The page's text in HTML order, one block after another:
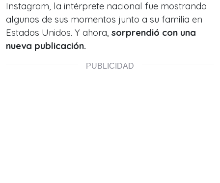
Instagram, la intérprete nacional fue mostrando
algunos de sus momentos junto a su familia en
Estados Unidos. Y ahora, sorprendió con una
nueva publicación.